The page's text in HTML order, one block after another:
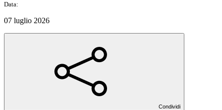
Data:
07 luglio 2026
Condividi